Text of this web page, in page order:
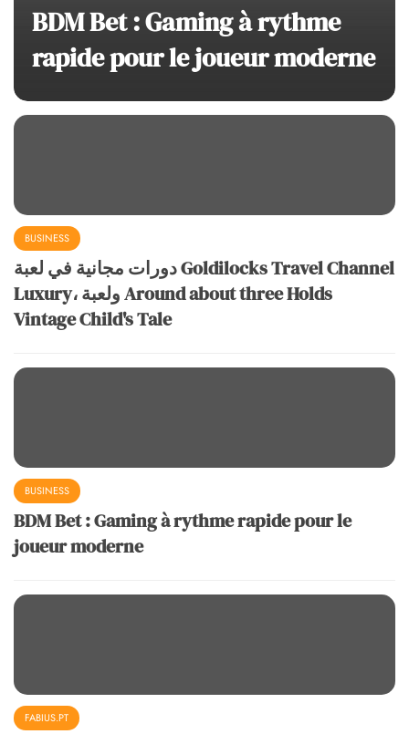
BDM Bet : Gaming à rythme
rapide pour le joueur moderne
BUSINESS
دورات مجانية في لعبة Goldilocks Travel Channel
Luxury، ولعبة Around about three Holds
Vintage Child's Tale
BUSINESS
BDM Bet : Gaming à rythme rapide pour le
joueur moderne
FABIUS.PT